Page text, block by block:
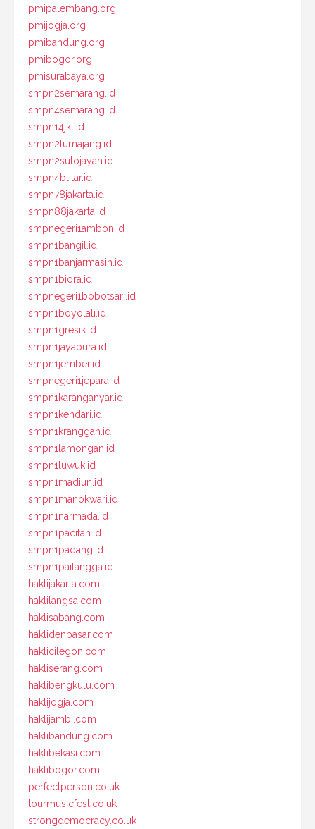
pmipalembang.org
pmijogja.org
pmibandung.org
pmibogor.org
pmisurabaya.org
smpn2semarang.id
smpn4semarang.id
smpn14jkt.id
smpn2lumajang.id
smpn2sutojayan.id
smpn4blitar.id
smpn78jakarta.id
smpn88jakarta.id
smpnegeri1ambon.id
smpn1bangil.id
smpn1banjarmasin.id
smpn1biora.id
smpnegeri1bobotsari.id
smpn1boyolali.id
smpn1gresik.id
smpn1jayapura.id
smpn1jember.id
smpnegeri1jepara.id
smpn1karanganyar.id
smpn1kendari.id
smpn1kranggan.id
smpn1lamongan.id
smpn1luwuk.id
smpn1madiun.id
smpn1manokwari.id
smpn1narmada.id
smpn1pacitan.id
smpn1padang.id
smpn1pailangga.id
haklijakarta.com
haklilangsa.com
haklisabang.com
haklidenpasar.com
haklicilegon.com
hakliserang.com
haklibengkulu.com
haklijogja.com
haklijambi.com
haklibandung.com
haklibekasi.com
haklibogor.com
perfectperson.co.uk
tourmusicfest.co.uk
strongdemocracy.co.uk